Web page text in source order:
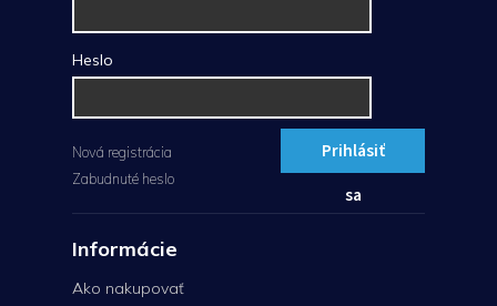
Heslo
Prihlásiť
sa
Nová registrácia
Zabudnuté heslo
Informácie
Ako nakupovať